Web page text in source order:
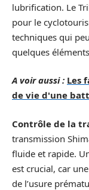
lubrification. Le
pour le
techniques qui
quelques
A voir aussi : Les
de vie d'une
Contrôle de la
transmission
fluide et rapide.
est crucial, car
de l’usure